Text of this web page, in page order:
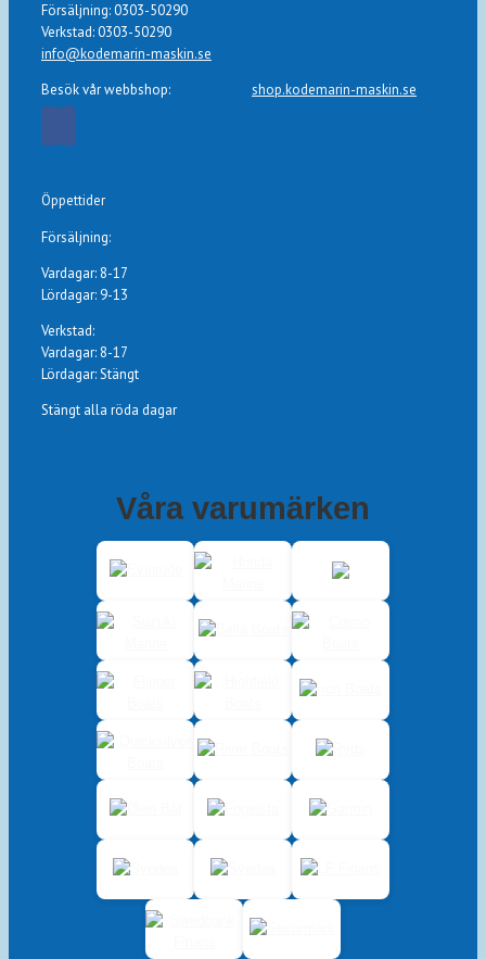
Försäljning: 0303-50290
Verkstad: 0303-50290
info@kodemarin-maskin.se
Besök vår webbshop: shop.kodemarin-maskin.se
Öppettider
Försäljning:
Vardagar: 8-17
Lördagar: 9-13
Verkstad:
Vardagar: 8-17
Lördagar: Stängt
Stängt alla röda dagar
Våra varumärken